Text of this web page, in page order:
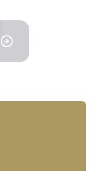
arrow_circle_right